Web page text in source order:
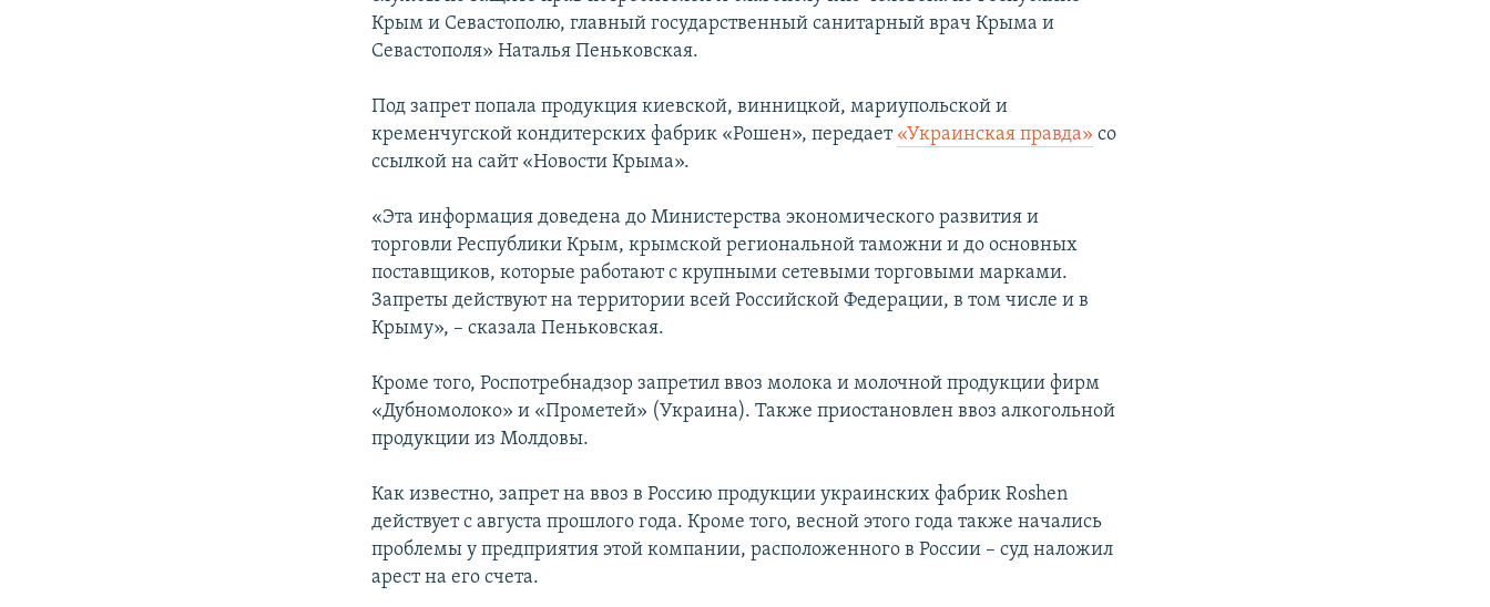
Крым и Севастополю, главный государственный санитарный врач Крыма и
Севастополя» Наталья Пеньковская.
Под запрет попала продукция киевской, винницкой, мариупольской и
кременчугской кондитерских фабрик «Рошен», передает «Украинская правда» со
ссылкой на сайт «Новости Крыма».
«Эта информация доведена до Министерства экономического развития и
торговли Республики Крым, крымской региональной таможни и до основных
поставщиков, которые работают с крупными сетевыми торговыми марками.
Запреты действуют на территории всей Российской Федерации, в том числе и в
Крыму», – сказала Пеньковская.
Кроме того, Роспотребнадзор запретил ввоз молока и молочной продукции фирм
«Дубномолоко» и «Прометей» (Украина). Также приостановлен ввоз алкогольной
продукции из Молдовы.
Как известно, запрет на ввоз в Россию продукции украинских фабрик Roshen
действует с августа прошлого года. Кроме того, весной этого года также начались
проблемы у предприятия этой компании, расположенного в России – суд наложил
арест на его счета.